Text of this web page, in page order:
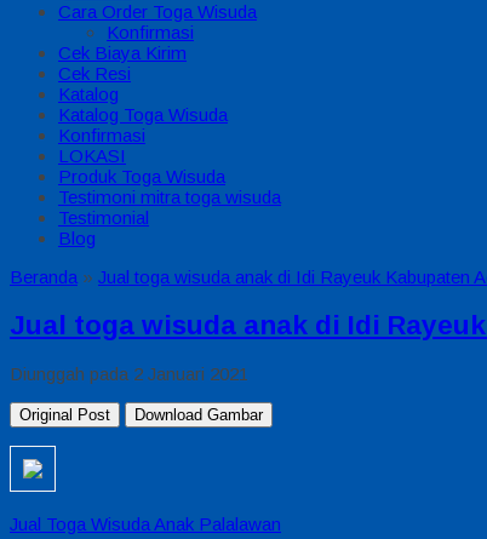
Cara Order Toga Wisuda
Konfirmasi
Cek Biaya Kirim
Cek Resi
Katalog
Katalog Toga Wisuda
Konfirmasi
LOKASI
Produk Toga Wisuda
Testimoni mitra toga wisuda
Testimonial
Blog
Beranda » Jual toga wisuda anak di Idi Rayeuk Kabupaten
Jual toga wisuda anak di Idi
Diunggah pada 2 Januari 2021
Original Post Download Gambar
Jual Toga Wisuda Anak Palalawan